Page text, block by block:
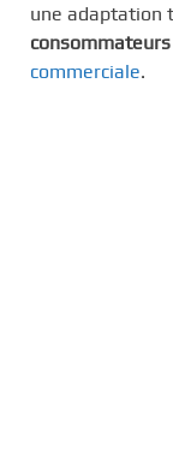
une adaptation
consommateurs
commerciale.